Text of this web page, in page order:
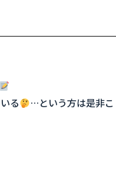
る
…という方は是非こ